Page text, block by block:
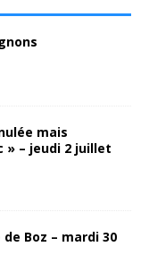
mais
– jeudi 2 juillet
Boz – mardi 30